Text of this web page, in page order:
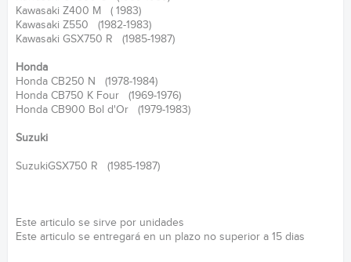
Kawasaki Z400 M ( 1983)
Kawasaki Z550 (1982-1983)
Kawasaki GSX750 R (1985-1987)
Honda
Honda CB250 N (1978-1984)
Honda CB750 K Four (1969-1976)
Honda CB900 Bol d'Or (1979-1983)
Suzuki
SuzukiGSX750 R (1985-1987)
Este articulo se sirve por unidades
Este articulo se entregará en un plazo no superior a 15 dias